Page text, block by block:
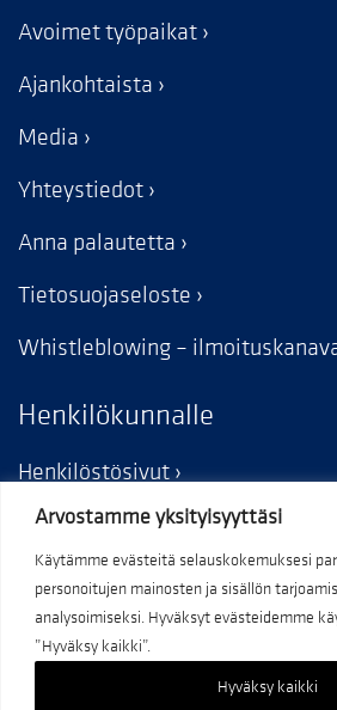
Arvostamme yksityisyyttäsi
Käytämme evästeitä selauskokemuksesi
personoitujen mainosten ja sisällön
analysoimiseksi. Hyväksyt evästeidemme
”Hyväksy kaikki”.
Hyväksy kaikki
Avoimet työpaikat
Ajankohtaista
Media
Yhteystiedot
Anna palautetta
Tietosuojaseloste
Whistleblowing –
Henkilökunnalle
Henkilöstösivut